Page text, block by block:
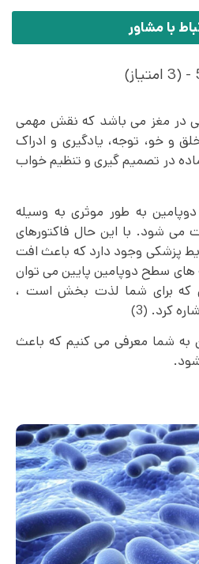
با مشاور
در مغز می‌ باشد که نقش مهمی
و خو، توجه، یادگیری و ادراک
در تصمیم گیری و تنظیم خواب
به طور موثری به وسیله
شود. با این حال فاکتورهای
پزشکی وجود دارد که باعث افت
های سطح دوپامین پایین می توان
که برای شما لذت بخش است ،
کرد. (3)
دوپامین به شما معرفی می کنیم که باعث